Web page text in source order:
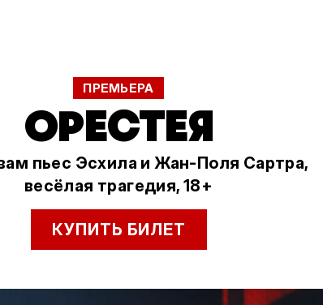
ПРЕМЬЕРА
ОРЕСТЕЯ
пьес Эсхила и Жан-Поля Сартра,
весёлая трагедия, 18+
КУПИТЬ БИЛЕТ